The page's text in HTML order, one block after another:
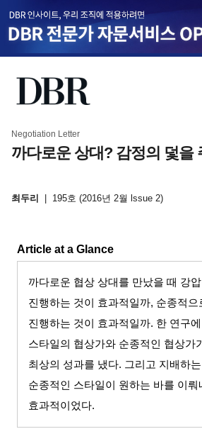
Negotiation Letter
까다로운 상대? 감정의 덫을
최두리 195호 (2016년 2월 lssue 2)
Article at a Glance
까다로운 협상 상대를 만났을 때 강
진행하는 것이 효과적일까, 순종적으
진행하는 것이 효과적일까. 한 연구
스타일의 협상가와 순종적인 협상가
최상의 성과를 냈다. 그리고 지배하
순종적인 스타일이 원하는 바를 이뤄
효과적이었다.